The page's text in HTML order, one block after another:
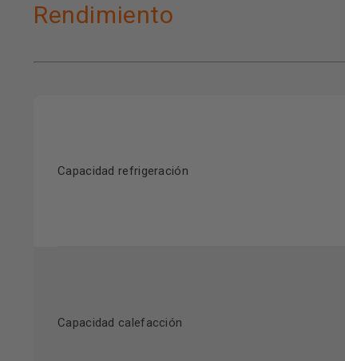
Rendimiento
Capacidad refrigeración
Capacidad calefacción